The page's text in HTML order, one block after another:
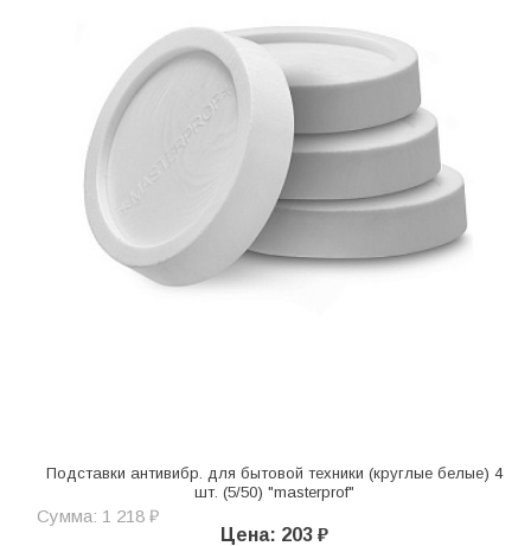
Подставки антивибр. для бытовой техники (круглые белые) 4
шт. (5/50) "masterprof"
Сумма: 1 218 ₽
Цена: 203 ₽